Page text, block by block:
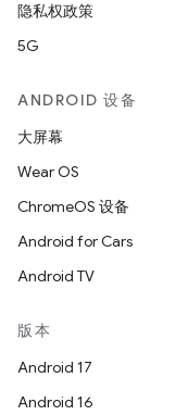
隐私权政策
5G
ANDROID 设备
大屏幕
Wear OS
ChromeOS 设备
Android for Cars
Android TV
版本
Android 17
Android 16